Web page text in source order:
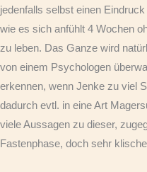
jedenfalls selbst einen
wie es sich anfühlt 4 Wochen
zu leben. Das Ganze wird
von einem Psychologen
erkennen, wenn Jenke zu viel
dadurch evtl. in eine Art
viele Aussagen zu dieser,
Fastenphase, doch sehr